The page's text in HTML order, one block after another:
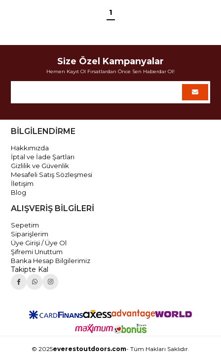
1
Size Özel Kampanyalar
Hemen Kayıt Ol Fırsatlardan Önce Sen Haberdar Ol!
BİLGİLENDİRME
Hakkımızda
İptal ve İade Şartları
Gizlilik ve Güvenlik
Mesafeli Satış Sözleşmesi
İletişim
Blog
ALIŞVERİŞ BİLGİLERİ
Sepetim
Siparişlerim
Üye Girişi / Üye Ol
Şifremi Unuttum
Banka Hesap Bilgilerimiz
Takipte Kal
© 2025everestoutdoors.com- Tüm Hakları Saklıdır.